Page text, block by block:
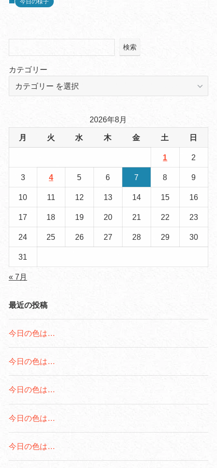
今日の様子
検索
カテゴリー
2026年8月
月 火 水 木 金 土 日
1 2
3 4 5 6 7 8 9
10 11 12 13 14 15 16
17 18 19 20 21 22 23
24 25 26 27 28 29 30
31
« 7月
最近の投稿
今日の色は…
今日の色は…
今日の色は…
今日の色は…
今日の色は…